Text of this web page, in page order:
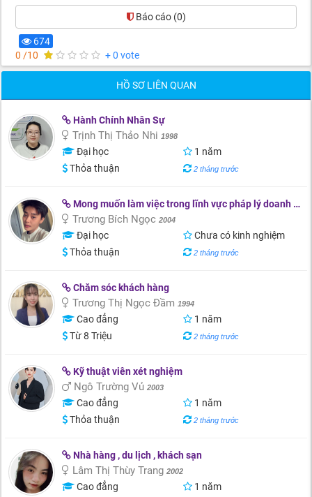
Báo cáo (0)
674
0 /10
+ 0 vote
HỒ SƠ LIÊN QUAN
Hành Chính Nhân Sự
Trịnh Thị Thảo Nhi 1998
Đại học
1 năm
Thỏa thuận
2 tháng trước
Mong muốn làm việc trong lĩnh vực pháp lý doanh nghiệp, pháp chế, hợp đồng thương mại, hành chính văn phòng , (hoặc thử sức với công việc trái ngành ) để phát triển kỹ năng chuyên môn và tích lũy kinh nghiệm thực tế. ( em chưa có nhiều kinh nghiệm nh
Trương Bích Ngọc 2004
Đại học
Chưa có kinh nghiệm
Thỏa thuận
2 tháng trước
Chăm sóc khách hàng
Trương Thị Ngọc Đầm 1994
Cao đẳng
1 năm
Từ 8 Triệu
2 tháng trước
Kỹ thuật viên xét nghiệm
Ngô Trường Vủ 2003
Cao đẳng
1 năm
Thỏa thuận
2 tháng trước
Nhà hàng , du lịch , khách sạn
Lâm Thị Thùy Trang 2002
Cao đẳng
1 năm